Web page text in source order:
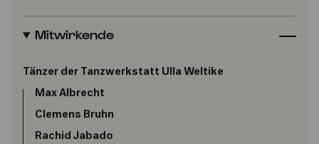
Mitwirkende
Tänzer der Tanzwerkstatt Ulla Weltike
Max Albrecht
Clemens Bruhn
Rachid Jabado